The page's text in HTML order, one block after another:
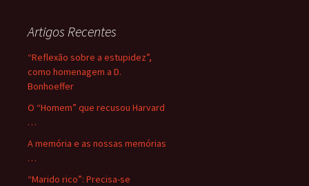
Artigos Recentes
“Reflexão sobre a estupidez”,
como homenagem a D.
Bonhoeffer
O “Homem” que recusou Harvard
…
A memória e as nossas memórias
…
“Marido rico”: Precisa-se